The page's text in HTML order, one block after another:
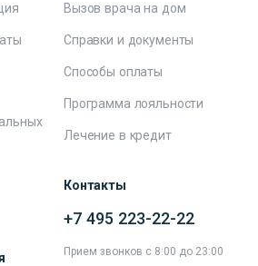
Вызов врача на дом
Справки и документы
Способы оплаты
Программа лояльности
Лечение в кредит
Контакты
+7 495 223-22-22
Прием звонков с 8:00 до 23:00